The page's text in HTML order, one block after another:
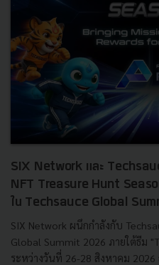
SIX Network และ
NFT Treasure Hunt
ใน Techsauce Global
SIX Network ผนึกกำลังกับ
Global Summit 2026 ภายใต้ธีม
ระหว่างวันที่ 26-28 สิงหาคม